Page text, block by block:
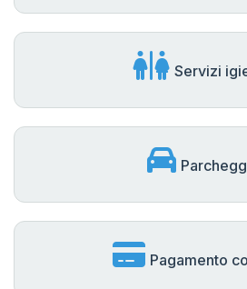
Servizi
Pagamento